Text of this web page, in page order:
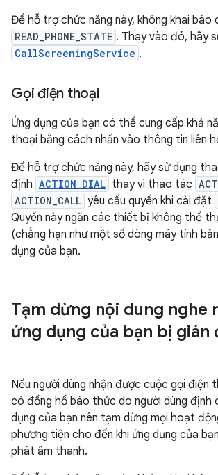
Để hỗ trợ chức năng này, không khai báo
READ_PHONE_STATE . Thay vào đó, hãy
CallScreeningService .
Gọi điện thoại
Ứng dụng của bạn có thể cung cấp khả
thoại bằng cách nhấn vào thông tin liên
Để hỗ trợ chức năng này, hãy sử dụng
định ACTION_DIAL thay vì thao tác
ACTION_CALL yêu cầu quyền khi cài đặt
Quyền này ngăn các thiết bị không thể
(chẳng hạn như một số dòng máy tính
dụng của bạn.
Tạm dừng nội dung nghe
ứng dụng của bạn bị gián
Nếu người dùng nhận được cuộc gọi điện
có đồng hồ báo thức do người dùng định
dụng của bạn nên tạm dừng mọi hoạt
phương tiện cho đến khi ứng dụng của
phát âm thanh.